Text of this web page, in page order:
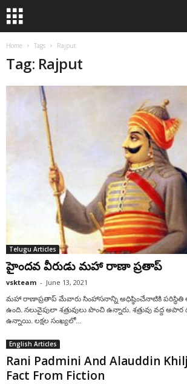
Home Tags Rajput
Tag: Rajput
Telugu Articles
హైందవ వీరుడు మహా రాణా ప్రతాప్‌
vskteam - June 13, 2021
మహా రాణాప్రతాప్‌ మేవారు సింహాసనాన్ని అధిష్ఠించేనాటికి
ఉంది. నలువైపులా శత్రువులు పొంచి ఉన్నారు. శత్రువు వద్ద
ఉన్నాయి. లక్షల సంఖ్యలో...
English Articles
Rani Padmini And Alauddin
Fact From Fiction